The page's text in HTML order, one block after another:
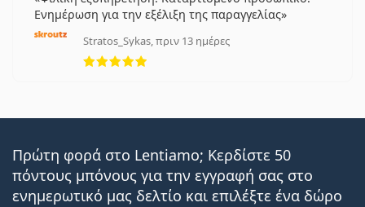
Ενημέρωση για την εξέλιξη της παραγγελίας
Stratos_Sykas, πριν 13 ημέρες
5 αξιολογήσεις από 5
Πρώτη φορά στο Lentiamo; Κερδίστε 50
πόντους μπόνους για την εγγραφή σας στο
ενημερωτικό μας δελτίο και επιλέξτε ένα δώρο